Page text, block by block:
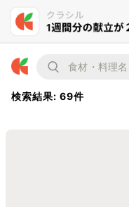
検索結果: 69件